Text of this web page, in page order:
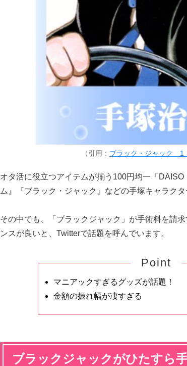
（引用： ブラック・ジャック 1
オタ活に役立つアイテムが揃う100円均一「
ム』『ブラック・ジャック』などの手塚キャラク
その中でも、「ブラックジャック」が手術料を請
ンスが良いと、Twitterで話題を呼んでいます。
Point
マニアックすぎるグッズが話題！
金額の振れ幅が凄すぎる
ブラックジャックがひたすら